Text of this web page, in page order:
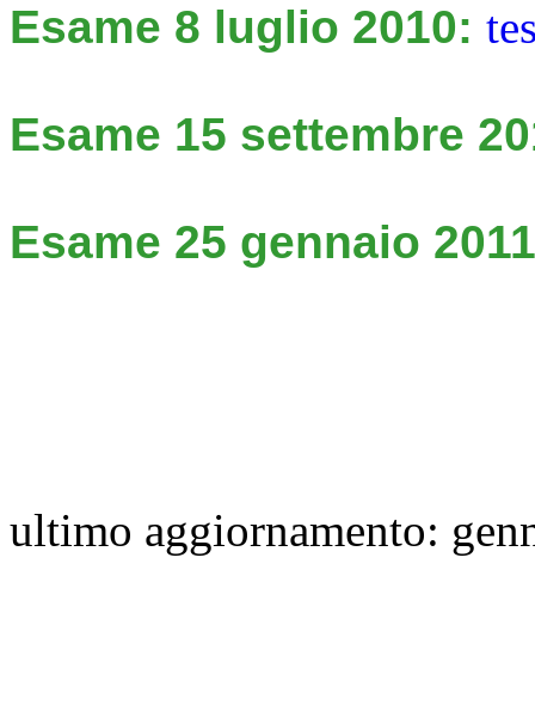
Esame 8 luglio 2010:
Esame 15 settembre
Esame 25 gennaio
ultimo aggiornamento: